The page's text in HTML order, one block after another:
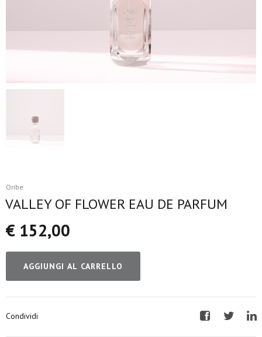
Oribe
VALLEY OF FLOWER EAU DE PARFUM
€ 152,00
AGGIUNGI AL CARRELLO
Condividi